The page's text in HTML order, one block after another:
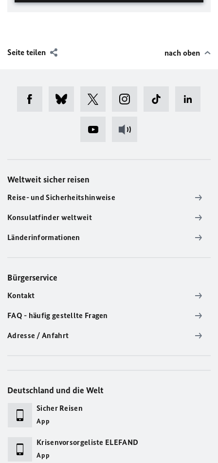
Seite teilen nach oben
Weltweit sicher reisen
Reise- und Sicherheitshinweise
Konsulatfinder weltweit
Länderinformationen
Bürgerservice
Kontakt
FAQ - häufig gestellte Fragen
Adresse / Anfahrt
Deutschland und die Welt
Sicher Reisen
App
Krisenvorsorgeliste ELEFAND
App